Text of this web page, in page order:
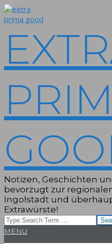
Skip
to
Notizen, Geschichten
bevorzugt zur
Ingolstadt und
Extrawürste!
Search
Primary
MENU